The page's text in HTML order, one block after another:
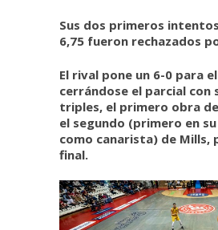
Sus dos primeros
6,75 fueron rechazados
El rival pone un 6-0 para
cerrándose el parcial con
triples, el primero obra
el segundo (primero en
como canarista) de Mills,
final.